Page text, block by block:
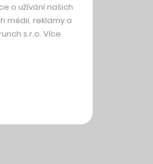
o užívání našich
médií, reklamy a
s.r.o. Více